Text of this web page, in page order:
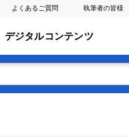
よくあるご質問 執筆者の皆様
デジタルコンテンツ